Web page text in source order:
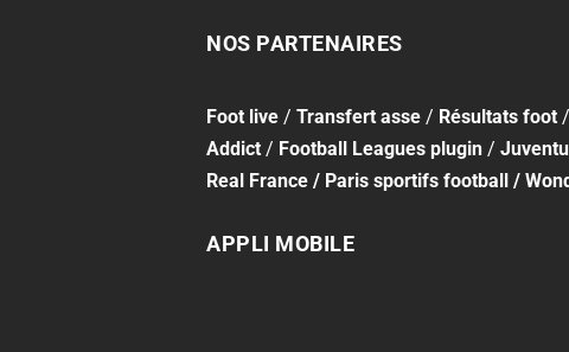
NOS PARTENAIRES
Foot live /Transfert asse / Résultats foot /
Addict / Football Leagues plugin /
Real France / Paris sportifs football /
APPLI MOBILE